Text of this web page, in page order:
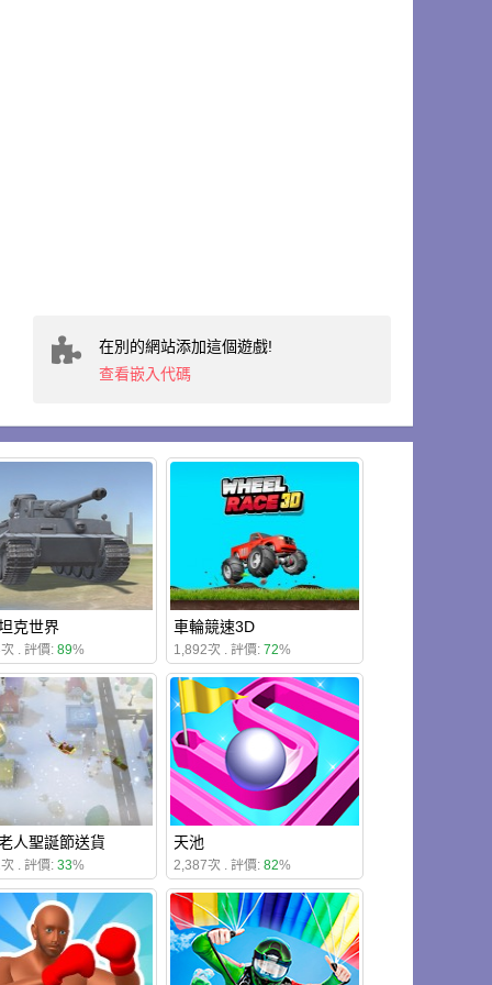
在別的網站添加這個遊戲!
查看嵌入代碼
克世界
. 評價: 89%
車輪競速3D
1,892次 . 評價: 72%
人聖誕節送貨
. 評價: 33%
天池
2,387次 . 評價: 82%